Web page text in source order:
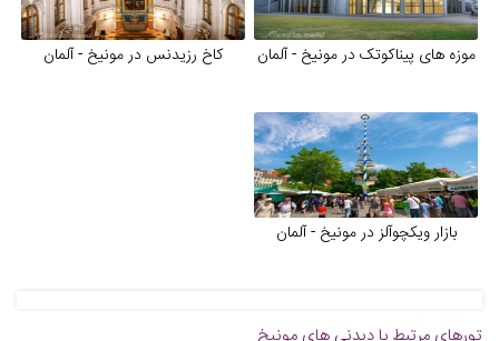
موزه های پیناکوتک در مونیخ - آلمان کاخ رزیدنس در مونیخ - آلمان
بازار ویکچوآلز در مونیخ - آلمان